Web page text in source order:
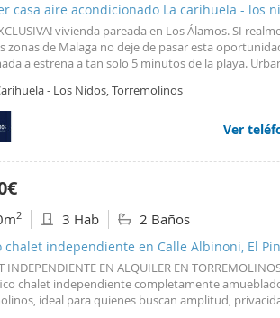
casa aire acondicionado La carihuela - los
vivienda pareada en Los Álamos. SI
zonas de Malaga no deje de pasar esta
a estrena a tan solo 5 minutos de la playa.
recien reformada. La vivienda cuenta con una
cargador de auto eléctrico. Planta
muy amplia en concepto abierto nueva con
estar continuada a la cocina, salón muy amplio y
baño completo y salón terraza cubierta
al jardín y piscina directamente. Planta Alta:
todos con armarios empotrados y revestidos y
principal tiene acceso a terraza solárium de mas
- Los Nidos, Torremolinos
Ver
2 3 Hab 2 Baños
chalet independiente en Calle Albinoni, El
INDEPENDIENTE EN ALQUILER EN
chalet independiente completamente
ideal para quienes buscan amplitud,